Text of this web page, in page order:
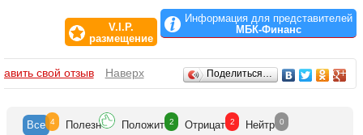
V.I.P.
размещение
Информация для представителей
МБК-Финанс
Отзывы
свой отзыв Наверх Поделиться…
Все 4 Полезн Положит 2 Отрицат 2 Нейтр 0